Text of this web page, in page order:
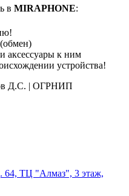
в MIRAPHONE:
аксессуары к ним
устройства!
Д.С. | ОГРНИП
64, ТЦ "Алмаз", 3 этаж,